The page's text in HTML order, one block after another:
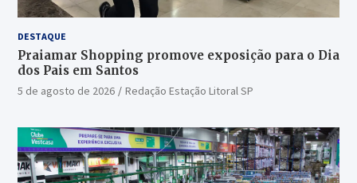
DESTAQUE
Praiamar Shopping promove exposição para o Dia
dos Pais em Santos
5 de agosto de 2026 Redação Estação Litoral SP